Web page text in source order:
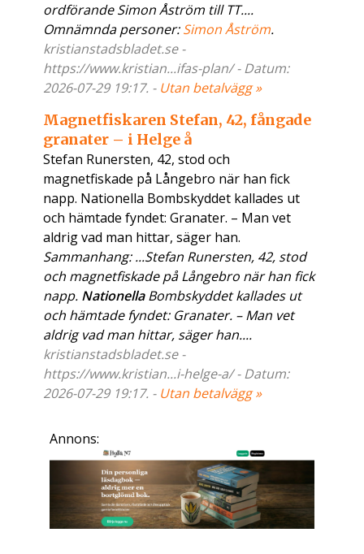
ordförande Simon Åström till TT....
Omnämnda personer:Simon Åström.
kristianstadsbladet.se -
https://www.kristian...ifas-plan/ - Datum:
2026-07-29 19:17. - Utan betalvägg »
Magnetfiskaren Stefan, 42, fångade
granater – i Helge å
Stefan Runersten, 42, stod och
magnetfiskade på Långebro när han fick
napp. Nationella Bombskyddet kallades ut
och hämtade fyndet: Granater. – Man vet
aldrig vad man hittar, säger han.
Sammanhang: ...Stefan Runersten, 42, stod
och magnetfiskade på Långebro när han fick
napp. NationellaBombskyddet kallades ut
och hämtade fyndet: Granater. – Man vet
aldrig vad man hittar, säger han....
kristianstadsbladet.se -
https://www.kristian...i-helge-a/ - Datum:
2026-07-29 19:17. - Utan betalvägg »
Annons: